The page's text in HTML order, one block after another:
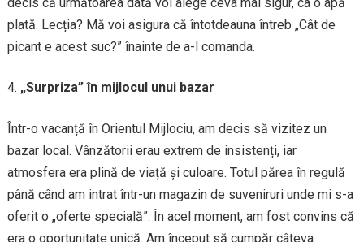
plată. Lecția? Mă voi asigura că întotdeauna întreb „Cât de
picant e acest suc?” înainte de a-l comanda.
„Surpriza” în mijlocul unui bazar
Într-o vacanță în Orientul Mijlociu, am decis să vizitez un
bazar local. Vânzătorii erau extrem de insistenți, iar
atmosfera era plină de viață și culoare. Totul părea în regulă
până când am intrat într-un magazin de suveniruri unde mi s-a
oferit o „oferte specială”. În acel moment, am fost convins că
era o oportunitate unică. Am început să cumpăr câteva